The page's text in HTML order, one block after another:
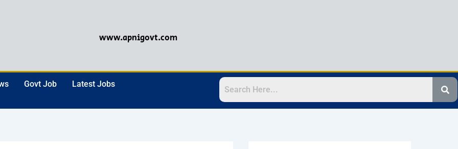
www.apnigovt.com
Govt Job Latest Jobs